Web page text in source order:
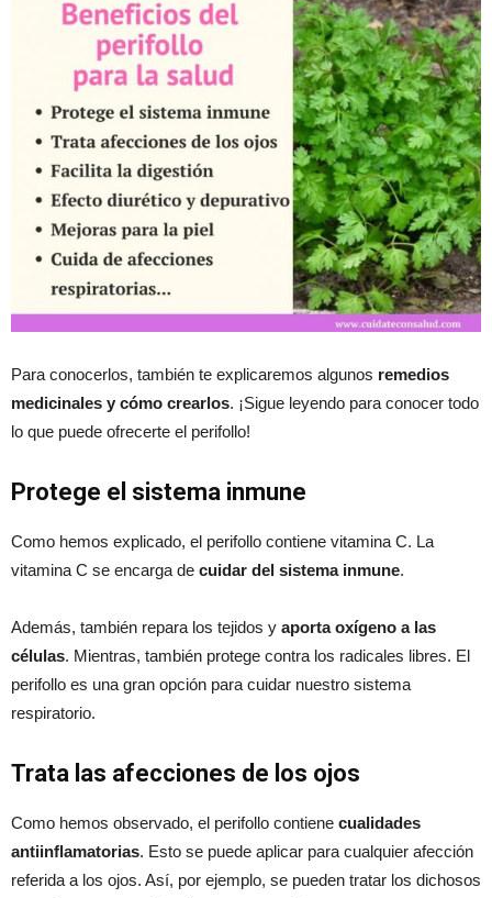
Para conocerlos, también te explicaremos algunos remedios
medicinales y cómo crearlos. ¡Sigue leyendo para conocer todo
lo que puede ofrecerte el perifollo!
Protege el sistema inmune
Como hemos explicado, el perifollo contiene vitamina C. La
vitamina C se encarga de cuidar del sistema inmune.
Además, también repara los tejidos y aporta oxígeno a las
células. Mientras, también protege contra los radicales libres. El
perifollo es una gran opción para cuidar nuestro sistema
respiratorio.
Trata las afecciones de los ojos
Como hemos observado, el perifollo contiene cualidades
antiinflamatorias. Esto se puede aplicar para cualquier afección
referida a los ojos. Así, por ejemplo, se pueden tratar los dichosos